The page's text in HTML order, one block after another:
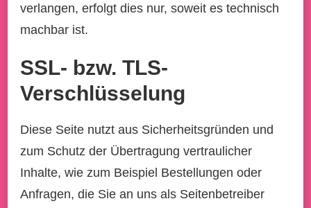
verlangen, erfolgt dies nur, soweit es technisch
machbar ist.
SSL- bzw. TLS-
Verschlüsselung
Diese Seite nutzt aus Sicherheitsgründen und
zum Schutz der Übertragung vertraulicher
Inhalte, wie zum Beispiel Bestellungen oder
Anfragen, die Sie an uns als Seitenbetreiber